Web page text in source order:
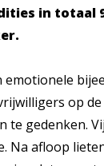
in
op
te gedenken.
Na afloop